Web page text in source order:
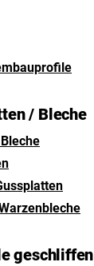
/ Bleche
geschliffen